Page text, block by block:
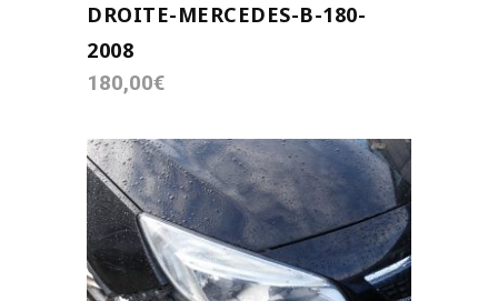
DROITE-MERCEDES-B-180-
2008
180,00€